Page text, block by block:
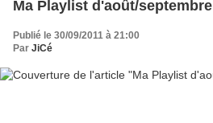
Ma Playlist d'août/septembre
Publié le 30/09/2011 à 21:00
Par JiCé